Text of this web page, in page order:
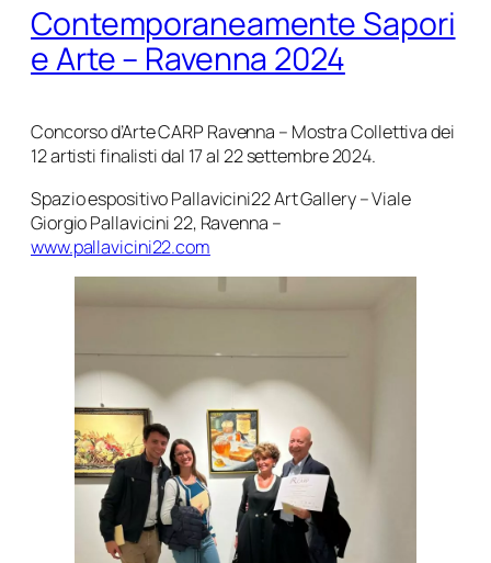
Contemporaneamente Sapori
e Arte – Ravenna 2024
Concorso d’Arte CARP Ravenna – Mostra Collettiva dei
12 artisti finalisti dal 17 al 22 settembre 2024.
Spazio espositivo Pallavicini22 Art Gallery – Viale
Giorgio Pallavicini 22, Ravenna –
www.pallavicini22.com